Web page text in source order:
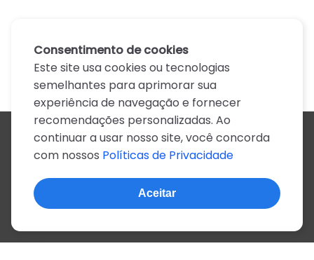
Todos os artistas
A
B C D E F G H I J
N
O P Q R S T U V W X
Z
0-9
© 2022, mais de 2 milhões de cifras e letras
Consentimento de cookies
Este site usa cookies ou tecnologias
semelhantes para aprimorar sua
experiência de navegação e fornecer
recomendações personalizadas. Ao
continuar a usar nosso site, você concorda
com nossos Políticas de Privacidade
Aceitar